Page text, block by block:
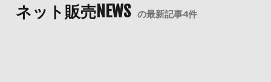
ネット販売NEWS の最新記事4件